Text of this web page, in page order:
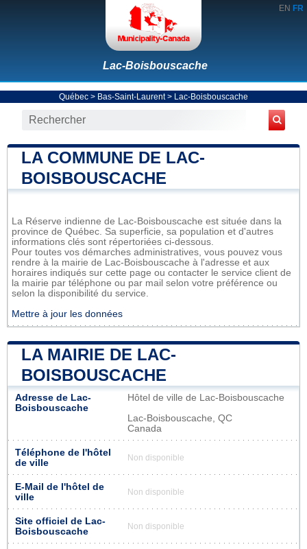
EN FR
Lac-Boisbouscache
Québec > Bas-Saint-Laurent> Lac-Boisbouscache
LA COMMUNE DE LAC-
BOISBOUSCACHE
La Réserve indienne de Lac-Boisbouscache est située dans la
province de Québec. Sa superficie, sa population et d'autres
informations clés sont répertoriées ci-dessous.
Pour toutes vos démarches administratives, vous pouvez vous
rendre à la mairie de Lac-Boisbouscache à l'adresse et aux
horaires indiqués sur cette page ou contacter le service client de
la mairie par téléphone ou par mail selon votre préférence ou
selon la disponibilité du service.
Mettre à jour les données
LA MAIRIE DE LAC-
BOISBOUSCACHE
Adresse de Lac-
Boisbouscache
Hôtel de ville de Lac-Boisbouscache
Lac-Boisbouscache, QC
Canada
Téléphone de l'hôtel
de ville
Non disponible
E-Mail de l'hôtel de
ville
Non disponible
Site officiel de Lac-
Boisbouscache
Non disponible